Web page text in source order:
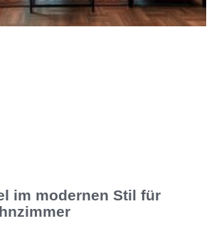
im modernen Stil für